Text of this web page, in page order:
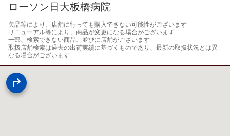
ローソン日大板橋病院
欠品等により、店舗に行っても購入できない可能性がございます
リニューアル等により、商品が変更になる場合がございます
一部、検索できない商品、並びに店舗がございます
取扱店舗検索は過去の出荷実績に基づくものであり、最新の取扱状況とは異
なる場合がございます